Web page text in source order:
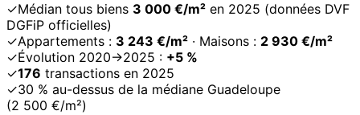
✓Médian tous biens 3 000 €/m² en 2025 (données DVF
DGFiP officielles)
✓Appartements : 3 243 €/m² · Maisons : 2 930 €/m²
✓Évolution 2020→2025 : +5 %
✓176 transactions en 2025
✓30 % au-dessus de la médiane Guadeloupe
(2 500 €/m²)